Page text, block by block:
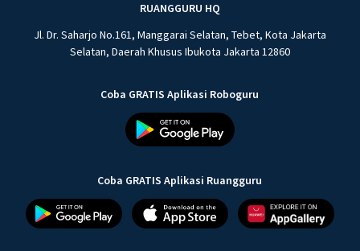
RUANGGURU HQ
Jl. Dr. Saharjo No.161, Manggarai Selatan, Tebet, Kota Jakarta
Selatan, Daerah Khusus Ibukota Jakarta 12860
Coba GRATIS Aplikasi Roboguru
Coba GRATIS Aplikasi Ruangguru